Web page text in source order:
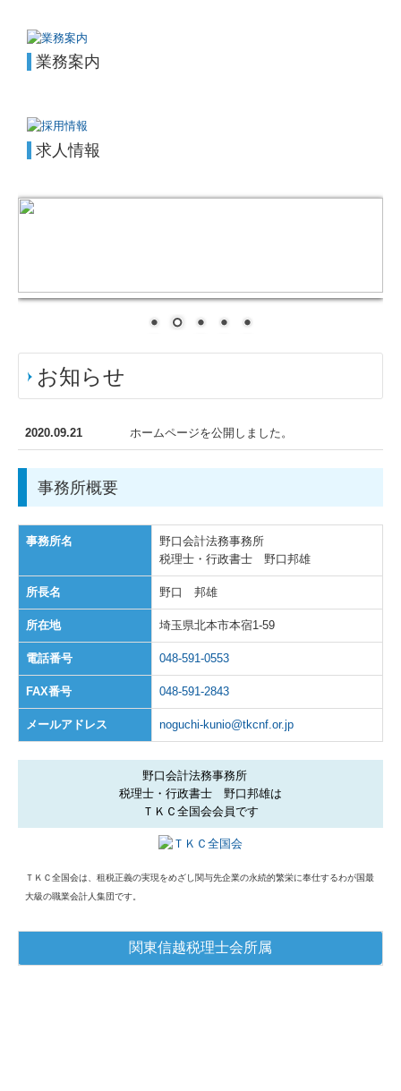
業務案内
求人情報
お知らせ
2020.09.21 ホームページを公開しました。
事務所概要
事務所名
野口会計法務事務所
税理士・行政書士 野口邦雄
所長名 野口 邦雄
所在地 埼玉県北本市本宿1-59
電話番号 048-591-0553
FAX番号 048-591-2843
メールアドレス noguchi-kunio@tkcnf.or.jp
野口会計法務事務所
税理士・行政書士 野口邦雄は
ＴＫＣ全国会会員です
ＴＫＣ全国会は、租税正義の実現をめざし関与先企業の永続的繁栄に奉仕するわが国最
大級の職業会計人集団です。
関東信越税理士会所属